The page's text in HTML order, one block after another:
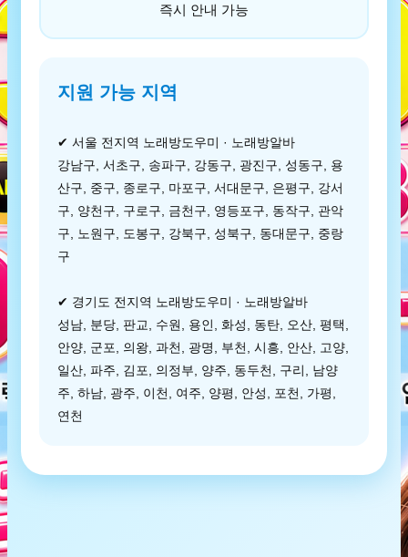
즉시 안내 가능
지원 가능 지역
✔ 서울 전지역 노래방도우미 · 노래방알바
강남구, 서초구, 송파구, 강동구, 광진구, 성동구, 용
산구, 중구, 종로구, 마포구, 서대문구, 은평구, 강서
구, 양천구, 구로구, 금천구, 영등포구, 동작구, 관악
구, 노원구, 도봉구, 강북구, 성북구, 동대문구, 중랑
구
✔ 경기도 전지역 노래방도우미 · 노래방알바
성남, 분당, 판교, 수원, 용인, 화성, 동탄, 오산, 평택,
안양, 군포, 의왕, 과천, 광명, 부천, 시흥, 안산, 고양,
일산, 파주, 김포, 의정부, 양주, 동두천, 구리, 남양
주, 하남, 광주, 이천, 여주, 양평, 안성, 포천, 가평,
연천